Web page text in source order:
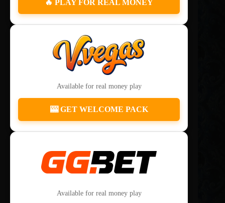
🔥 PLAY FOR REAL MONEY
Available for real money play
🎰 GET WELCOME PACK
Available for real money play